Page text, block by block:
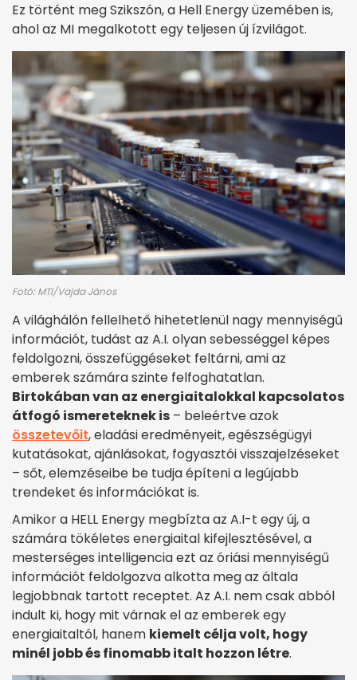
Ez történt meg Szikszón, a Hell Energy üzemében is,
ahol az MI megalkotott egy teljesen új ízvilágot.
Fotó: MTI/Vajda János
A világhálón fellelhető hihetetlenül nagy mennyiségű
információt, tudást az A.I. olyan sebességgel képes
feldolgozni, összefüggéseket feltárni, ami az
emberek számára szinte felfoghatatlan.
Birtokában van az energiaitalokkal kapcsolatos
átfogó ismereteknek is – beleértve azok
összetevőit, eladási eredményeit, egészségügyi
kutatásokat, ajánlásokat, fogyasztói visszajelzéseket
– sőt, elemzéseibe be tudja építeni a legújabb
trendeket és információkat is.
Amikor a HELL Energy megbízta az A.I-t egy új, a
számára tökéletes energiaital kifejlesztésével, a
mesterséges intelligencia ezt az óriási mennyiségű
információt feldolgozva alkotta meg az általa
legjobbnak tartott receptet. Az A.I. nem csak abból
indult ki, hogy mit várnak el az emberek egy
energiaitaltól, hanem kiemelt célja volt, hogy
minél jobb és finomabb italt hozzon létre.